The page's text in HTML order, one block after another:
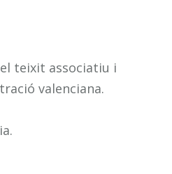
teixit associatiu i
valenciana.